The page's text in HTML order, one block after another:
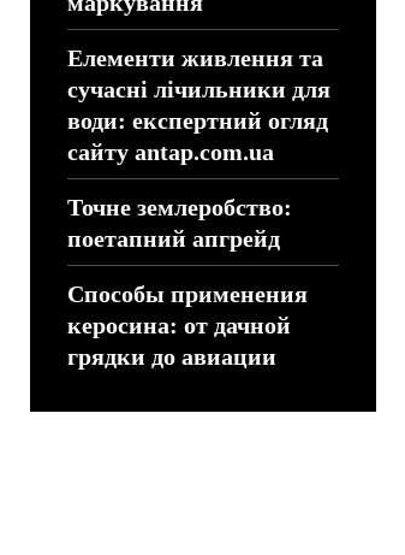
Елементи живлення та
сучасні лічильники для
води: експертний огляд
сайту antap.com.ua
Точне землеробство:
поетапний апгрейд
Способы применения
керосина: от дачной
грядки до авиации